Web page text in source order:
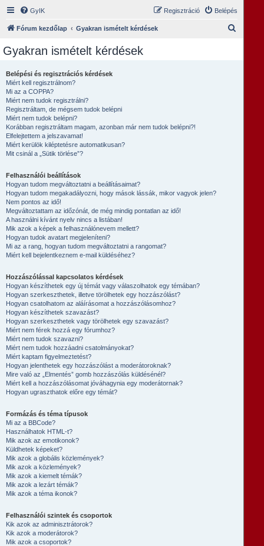
GyIK Belépés
Regisztráció
Fórum kezdőlap Gyakran ismételt kérdések
Gyakran ismételt kérdések
Belépési és regisztrációs kérdések
Miért kell regisztrálnom?
Mi az a COPPA?
Miért nem tudok regisztrálni?
Regisztráltam, de mégsem tudok belépni
Miért nem tudok belépni?
Korábban regisztráltam magam, azonban már nem tudok belépni?!
Elfelejtettem a jelszavamat!
Miért kerülök kiléptetésre automatikusan?
Mit csinál a „Sütik törlése”?
Felhasználói beállítások
Hogyan tudom megváltoztatni a beállításaimat?
Hogyan tudom megakadályozni, hogy mások lássák, mikor vagyok jelen?
Nem pontos az idő!
Megváltoztattam az időzónát, de még mindig pontatlan az idő!
A használni kívánt nyelv nincs a listában!
Mik azok a képek a felhasználónevem mellett?
Hogyan tudok avatart megjeleníteni?
Mi az a rang, hogyan tudom megváltoztatni a rangomat?
Miért kell bejelentkeznem e-mail küldéséhez?
Hozzászólással kapcsolatos kérdések
Hogyan készíthetek egy új témát vagy válaszolhatok egy témában?
Hogyan szerkeszthetek, illetve törölhetek egy hozzászólást?
Hogyan csatolhatom az aláírásomat a hozzászólásomhoz?
Hogyan készíthetek szavazást?
Hogyan szerkeszthetek vagy törölhetek egy szavazást?
Miért nem férek hozzá egy fórumhoz?
Miért nem tudok szavazni?
Miért nem tudok hozzáadni csatolmányokat?
Miért kaptam figyelmeztetést?
Hogyan jelenthetek egy hozzászólást a moderátoroknak?
Mire való az „Elmentés” gomb hozzászólás küldésénél?
Miért kell a hozzászólásomat jóváhagynia egy moderátornak?
Hogyan ugraszthatok előre egy témát?
Formázás és téma típusok
Mi az a BBCode?
Használhatok HTML-t?
Mik azok az emotikonok?
Küldhetek képeket?
Mik azok a globális közlemények?
Mik azok a közlemények?
Mik azok a kiemelt témák?
Mik azok a lezárt témák?
Mik azok a téma ikonok?
Felhasználói szintek és csoportok
Kik azok az adminisztrátorok?
Kik azok a moderátorok?
Mik azok a csoportok?